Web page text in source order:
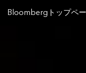
Bloombergトップペ